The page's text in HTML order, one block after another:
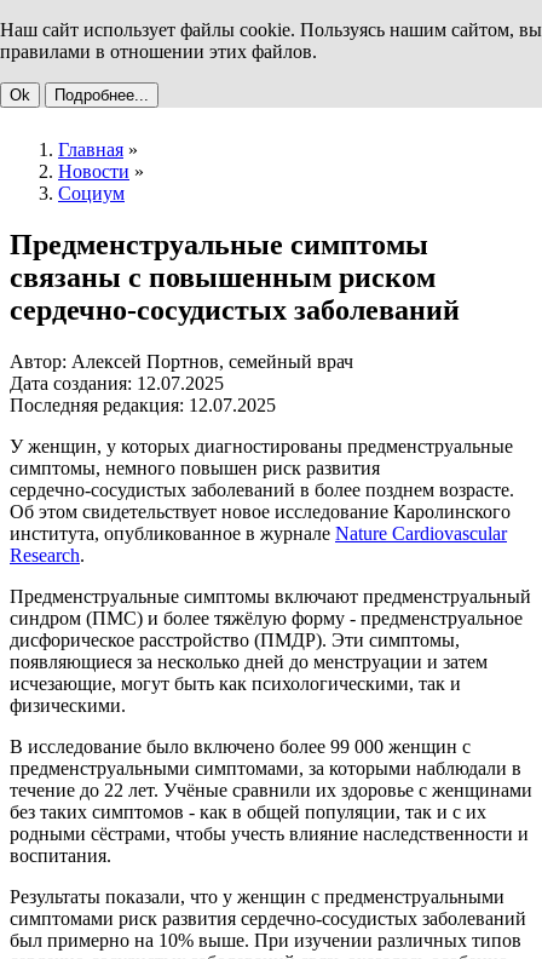
Наш сайт использует файлы cookie. Пользуясь нашим сайтом, вы
правилами в отношении этих файлов.
Ok Подробнее...
Главная »
Новости »
Социум
Предменструальные симптомы
связаны с повышенным риском
сердечно‑сосудистых заболеваний
Автор: Алексей Портнов, семейный врач
Дата создания: 12.07.2025
Последняя редакция: 12.07.2025
У женщин, у которых диагностированы предменструальные
симптомы, немного повышен риск развития
сердечно‑сосудистых заболеваний в более позднем возрасте.
Об этом свидетельствует новое исследование Каролинского
института, опубликованное в журнале Nature Cardiovascular
Research.
Предменструальные симптомы включают предменструальный
синдром (ПМС) и более тяжёлую форму - предменструальное
дисфорическое расстройство (ПМДР). Эти симптомы,
появляющиеся за несколько дней до менструации и затем
исчезающие, могут быть как психологическими, так и
физическими.
В исследование было включено более 99 000 женщин с
предменструальными симптомами, за которыми наблюдали в
течение до 22 лет. Учёные сравнили их здоровье с женщинами
без таких симптомов - как в общей популяции, так и с их
родными сёстрами, чтобы учесть влияние наследственности и
воспитания.
Результаты показали, что у женщин с предменструальными
симптомами риск развития сердечно‑сосудистых заболеваний
был примерно на 10% выше. При изучении различных типов